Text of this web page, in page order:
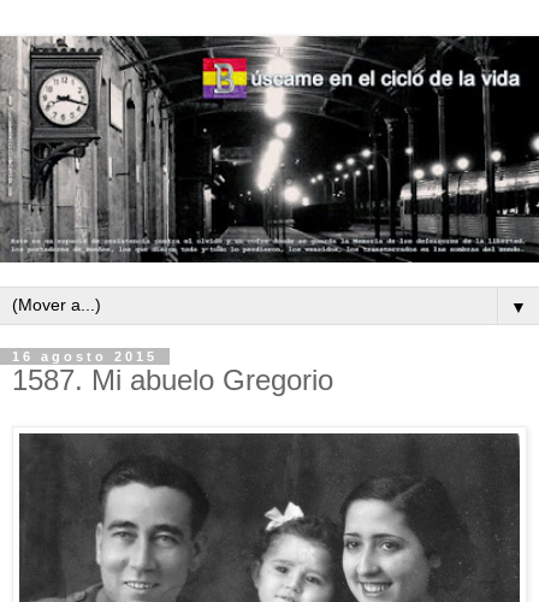
▼
16 agosto 2015
1587. Mi abuelo Gregorio